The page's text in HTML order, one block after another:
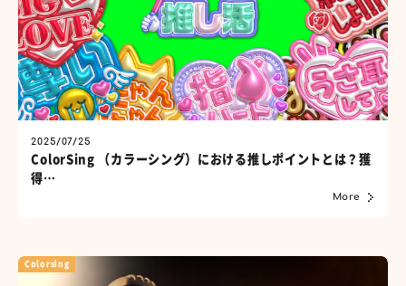
2025/07/25
ColorSing （カラーシング）における推しポイントとは？獲
得…
More
Colorsing